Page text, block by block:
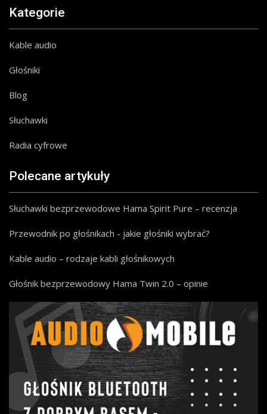
Kategorie
Kable audio
Głośniki
Blog
Słuchawki
Radia cyfrowe
Polecane artykuły
Słuchawki bezprzewodowe Hama Spirit Pure – recenzja
Przewodnik po głośnikach - jakie głośniki wybrać?
Kable audio – rodzaje kabli głośnikowych
Głośnik bezprzewodowy Hama Twin 2.0 – opinie